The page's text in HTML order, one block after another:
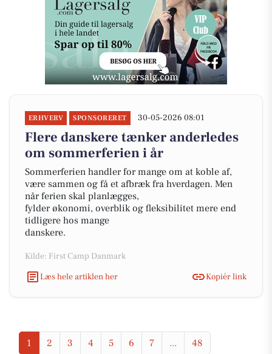
ERHVERV SPONSORERET 30-05-2026 08:01
Flere danskere tænker anderledes
om sommerferien i år
Sommerferien handler for mange om at koble af,
være sammen og få et afbræk fra hverdagen. Men
når ferien skal planlægges,
fylder økonomi, overblik og fleksibilitet mere end
tidligere hos mange
danskere.
Kilde: First Camp Danmark
Læs hele artiklen her
Kopiér link
1 2 3 4 5 6 7 ... 48